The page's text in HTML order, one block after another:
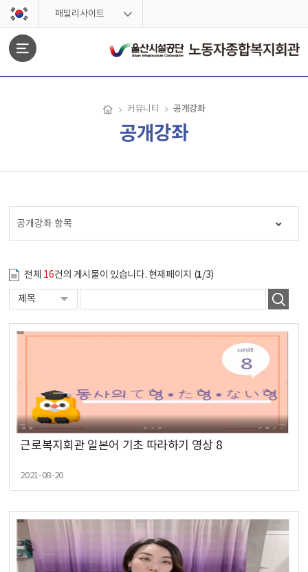
스킵네비게이션
패밀리사이트
커뮤니티 공개강좌
공개강좌
공개강좌 항목
전체 16건의 게시물이 있습니다. 현재페이지 (1/3)
근로복지회관 일본어 기초 따라하기 영상 8
2021-08-20